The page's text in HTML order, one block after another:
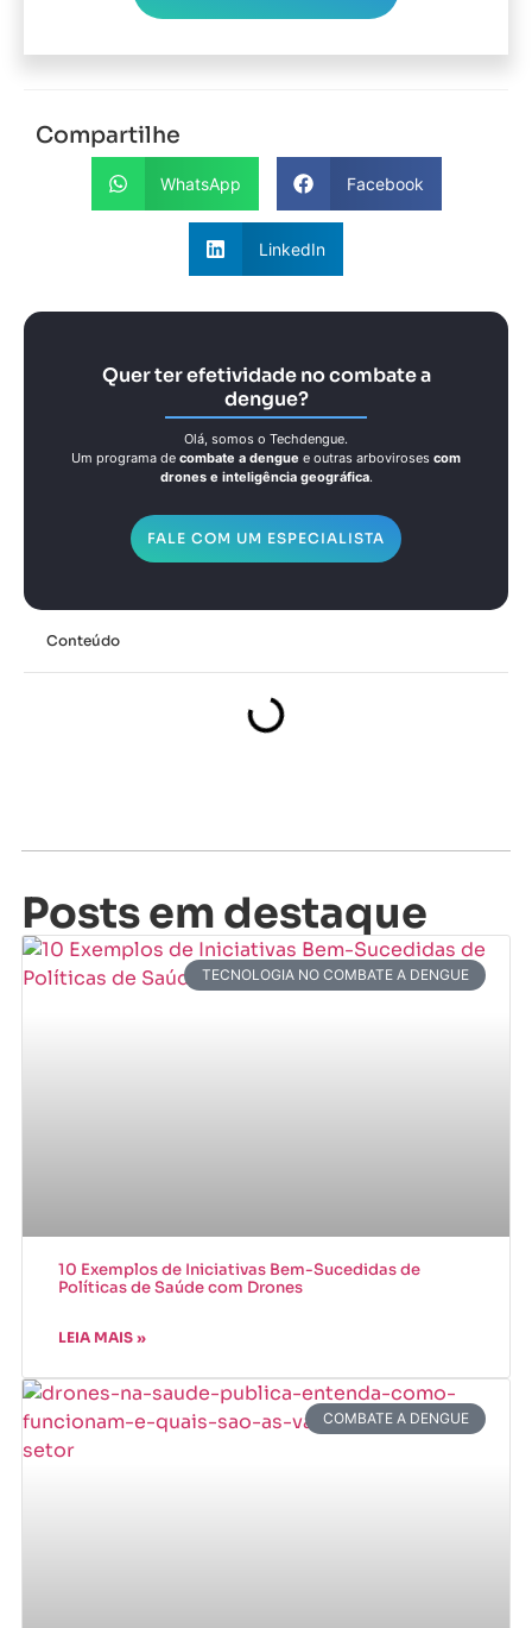
Compartilhe
WhatsApp Facebook
LinkedIn
Quer ter efetividade no combate a
dengue?
Olá, somos o Techdengue.
Um programa de combate a dengue e outras arboviroses com
drones e inteligência geográfica.
FALE COM UM ESPECIALISTA
Conteúdo
Posts em destaque
TECNOLOGIA NO COMBATE A DENGUE
10 Exemplos de Iniciativas Bem-Sucedidas de
Políticas de Saúde com Drones
LEIA MAIS »
COMBATE A DENGUE